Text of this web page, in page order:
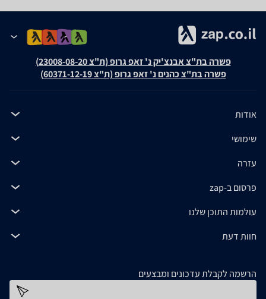
פשרה בת"צ אבנצ'יק נ' זאפ גרופ (ת"צ 23008-08-20)
פשרה בת"צ כהנים נ' זאפ גרופ (ת"צ 60371-12-19)
אודות
שימושי
עזרה
פרסום ב-zap
עולמות התוכן שלנו
חוות דעת
הרשמה לקבלת עדכונים ומבצעים